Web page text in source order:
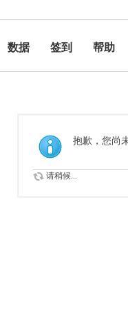
数据 签到
帮助
抱歉，您尚
请稍候...